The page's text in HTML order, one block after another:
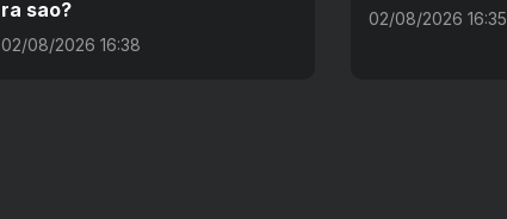
ra sao?
02/08/2026 16:38
02/08/2026 16:35